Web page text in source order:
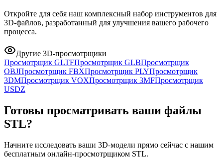
Откройте для себя наш комплексный набор инструментов для
3D-файлов, разработанный для улучшения вашего рабочего
процесса.
Другие 3D-просмотрщики
Просмотрщик GLTFПросмотрщик GLBПросмотрщик
OBJПросмотрщик FBXПросмотрщик PLYПросмотрщик
3DMПросмотрщик VOXПросмотрщик 3MFПросмотрщик
USDZ
Готовы просматривать ваши файлы
STL?
Начните исследовать ваши 3D-модели прямо сейчас с нашим
бесплатным онлайн-просмотрщиком STL.